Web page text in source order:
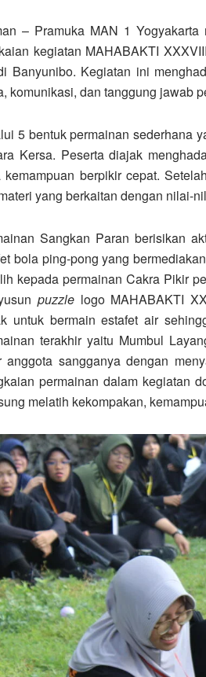
– Pramuka MAN 1 Yogyakarta
kegiatan MAHABAKTI
Banyunibo. Kegiatan ini
komunikasi, dan tanggung jawab
5 bentuk permainan sederhana
Kersa. Peserta diajak
kemampuan berpikir cepat.
yang berkaitan dengan nilai-
Sangkan Paran berisikan
bola ping-pong yang
kepada permainan Cakra Pikir
puzzlelogo MAHABAKTI
untuk bermain estafet air
terakhir yaitu Mumbul
anggota sangganya dengan
permainan dalam kegiatan
melatih kekompakan,